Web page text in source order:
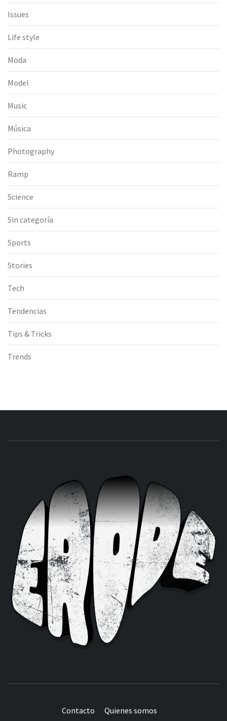
Issues
Life style
Moda
Model
Music
Música
Photography
Ramp
Science
Sin categoría
Sports
Stories
Tech
Tendencias
Tips & Tricks
Trends
Contacto Quienes somos